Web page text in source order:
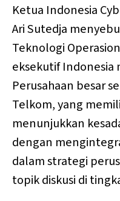
Ketua Indonesia
Ari Sutedja
Teknologi
eksekutif Indonesia
Perusahaan besar
Telkom, yang
menunjukkan
dengan
dalam strategi
topik diskusi di